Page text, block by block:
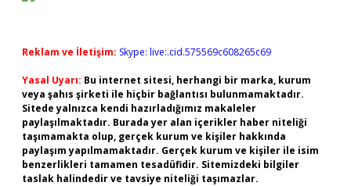
Reklam ve İletişim: Skype: live:.cid.575569c608265c69
Yasal Uyarı: Bu internet sitesi, herhangi bir marka, kurum
veya şahıs şirketi ile hiçbir bağlantısı bulunmamaktadır.
Sitede yalnızca kendi hazırladığımız makaleler
paylaşılmaktadır. Burada yer alan içerikler haber niteliği
taşımamakta olup, gerçek kurum ve kişiler hakkında
paylaşım yapılmamaktadır. Gerçek kurum ve kişiler ile isim
benzerlikleri tamamen tesadüfidir. Sitemizdeki bilgiler
taslak halindedir ve tavsiye niteliği taşımazlar.